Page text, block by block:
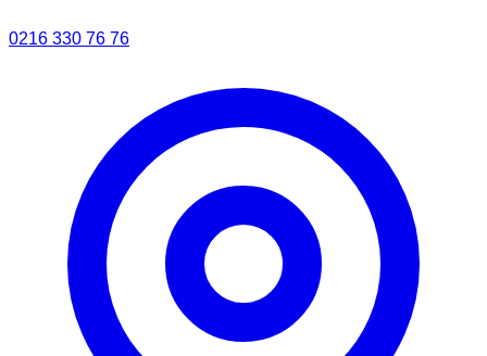
0216 330 76 76